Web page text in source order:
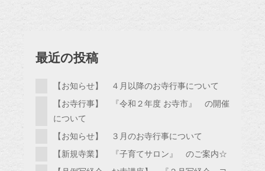
最近の投稿
【お知らせ】 ４月以降のお寺行事について
【お寺行事】 『令和２年度 お寺市』 の開催
について
【お知らせ】 ３月のお寺行事について
【新規寺業】 『子育てサロン』 のご案内☆